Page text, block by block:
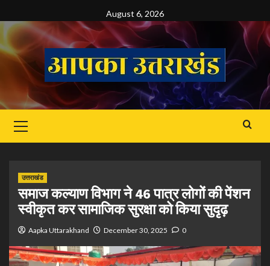
to
content
August 6, 2026
Menu
उत्तराखंड
समाज कल्याण विभाग ने 46 पात्र लोगों की पेंशन
स्वीकृत कर सामाजिक सुरक्षा को किया सुदृढ़
Aapka Uttarakhand December 30, 2025 0